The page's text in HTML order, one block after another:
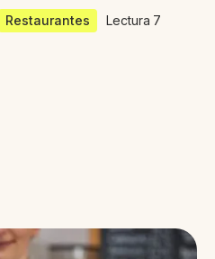
Restaurantes Lectura 7